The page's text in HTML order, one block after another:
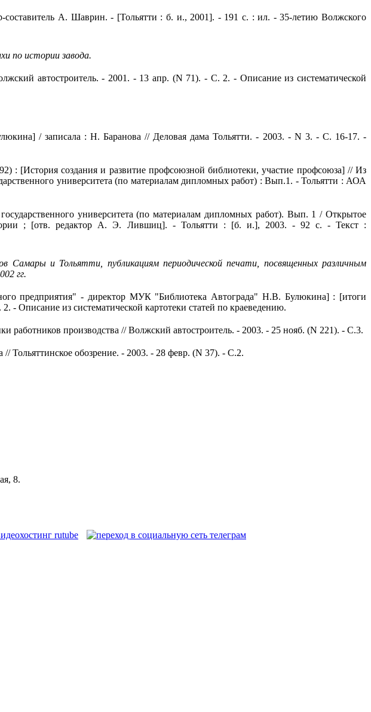
составитель А. Шаврин. - [Тольятти : б. и., 2001]. - 191 с. : ил. - 35-летию Волжского
по истории завода.
автостроитель. - 2001. - 13 апр. (N 71). - С. 2. - Описание из систематической
/ записала : Н. Баранова // Деловая дама Тольятти. - 2003. - N 3. - С. 16-17. -
[История создания и развитие профсоюзной библиотеки, участие профсоюза] // Из
университета (по материалам дипломных работ) : Вып.1. - Тольятти : АОА
университета (по материалам дипломных работ). Вып. 1 / Открытое
; [отв. редактор А. Э. Лившиц]. - Тольятти : [б. и.], 2003. - 92 с. - Текст :
и Тольятти, публикациям периодической печати, посвященных различным
гг.
предприятия" - директор МУК "Библиотека Автограда" Н.В. Булюкина] : [итоги
Описание из систематической картотеки статей по краеведению.
производства // Волжский автостроитель. - 2003. - 25 нояб. (N 221). - С.3.
обозрение. - 2003. - 28 февр. (N 37). - С.2.
8.